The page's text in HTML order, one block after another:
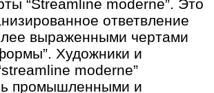
“Streamline moderne”. Это
ответвление
выраженными чертами
Художники и
moderne”
промышленными и